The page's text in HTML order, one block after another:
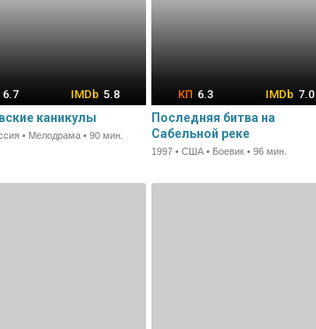
6.7 5.8
каникулы
• Мелодрама • 90 мин.
6.3 7.0
Последняя битва на
Сабельной реке
1997 • США • Боевик • 96 мин.